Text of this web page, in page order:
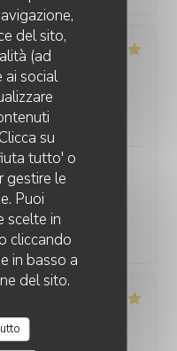
del sito,
(ad
ai social
su
tutto' o
gestire le
Puoi
scelte in
cliccando
in basso a
del sito.
: 5/5 Qualità / Prezzo
food is always a
always feel
in town we always
:5/5